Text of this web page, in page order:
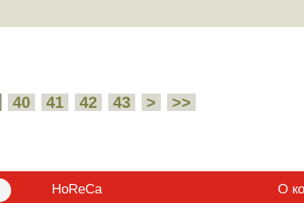
40 41 42 43 > >>
HoReCa О